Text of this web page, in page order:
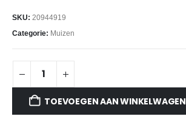
SKU: 20944919
Categorie: Muizen
TOEVOEGEN AAN WINKELWAGEN